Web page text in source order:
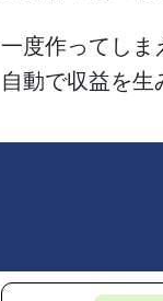
一度作ってしま
自動で収益を生